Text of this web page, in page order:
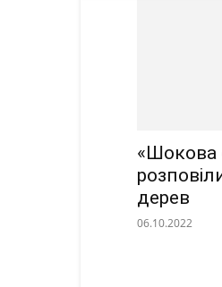
«Шокова
дерев
06.10.2022